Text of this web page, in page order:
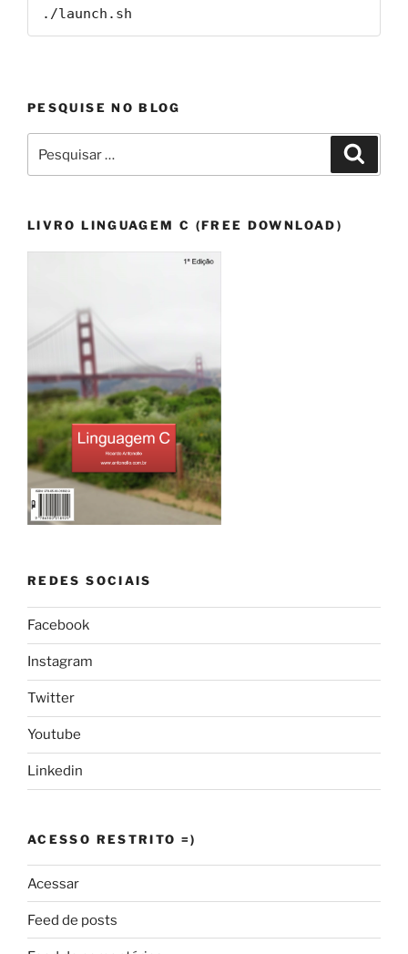
./launch.sh
PESQUISE NO BLOG
por:
LIVRO LINGUAGEM C (FREE DOWNLOAD)
REDES SOCIAIS
Facebook
Instagram
Twitter
Youtube
Linkedin
ACESSO RESTRITO =)
Acessar
Feed de posts